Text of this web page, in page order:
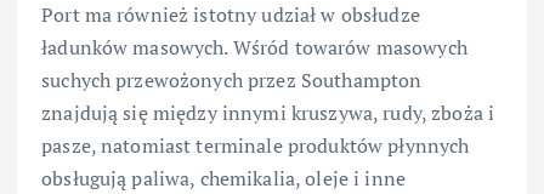
Port ma również istotny udział w obsłudze
ładunków masowych. Wśród towarów masowych
suchych przewożonych przez Southampton
znajdują się między innymi kruszywa, rudy, zboża i
pasze, natomiast terminale produktów płynnych
obsługują paliwa, chemikalia, oleje i inne